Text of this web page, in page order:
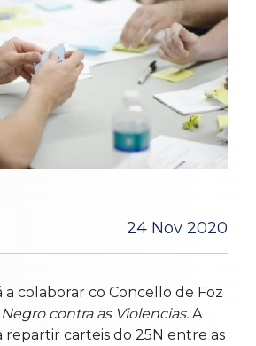
24 Nov 2020
a colaborar co Concello de Foz
contra as Violencias. A
repartir carteis do 25N entre as